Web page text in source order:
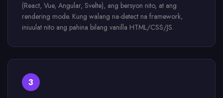
(React, Vue, Angular, Svelte), ang bersyon nito, at ang
rendering mode. Kung walang na-detect na framework,
iniuulat nito ang pahina bilang vanilla HTML/CSS/JS.
3